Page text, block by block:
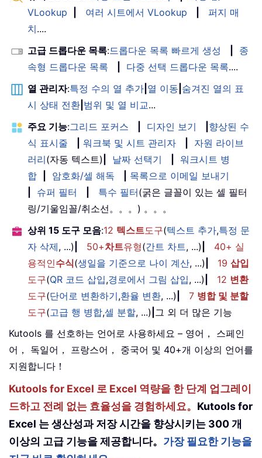
VLookup
여러 시트에서 VLookup
퍼지 매
치....
고급 드롭다운 목록:드롭다운 목록 빠르게 생성
종
속형 드롭다운 목록
다중 선택 드롭다운 목록....
열 관리자:특정 수의 열 추가 열 이동 숨겨진 열의 표
시 상태 전환 범위 및 열 비교...
주요 기능:그리드 포커스 디자인 보기
향상된 수
식 표시줄
워크북 및 시트 관리자
자원 라이브
러리(자동 텍스트) 날짜 선택기
워크시트 병
합
암호화/셀 해독
목록으로 이메일 보내기
슈퍼 필터 특수 필터(굵은 글꼴이 있는 셀 필터
링/기울임꼴/취소선。。。) 。。。
상위 15 도구 모음:12 텍스트도구(텍스트 추가,특정 문
자 삭제, ...) 50+차트유형(간트 차트, ...)
40+ 실
용적인수식(생일을 기준으로 나이 계산, ...) 19 삽입
도구(QR 코드 삽입,경로에서 그림 삽입, ...) 12 변환
도구(단어로 변환하기,환율 변환, ...) 7 병합 및 분할
도구(고급 행 병합,셀 분할, ...) 그 외 더 많은 기능
Kutools 를 선호하는 언어로 사용하세요 – 영어， 스페인
어， 독일어， 프랑스어， 중국어 및 40+개 이상의 언어를
지원합니다！
Kutools for Excel 로 Excel 역량을 한 단계 업그레이
드하고 전례 없는 효율성을 경험하세요。 Kutools for
Excel 는 생산성과 저장 시간을 향상시키는 300 개
이상의 고급 기능을 제공합니다。 가장 필요한 기능을